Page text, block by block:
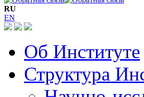
RU
EN
Об Институте
Структура